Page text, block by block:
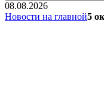
08.08.2026
Новости на главной5